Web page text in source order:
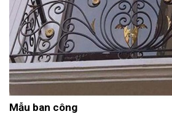
Mẫu ban công